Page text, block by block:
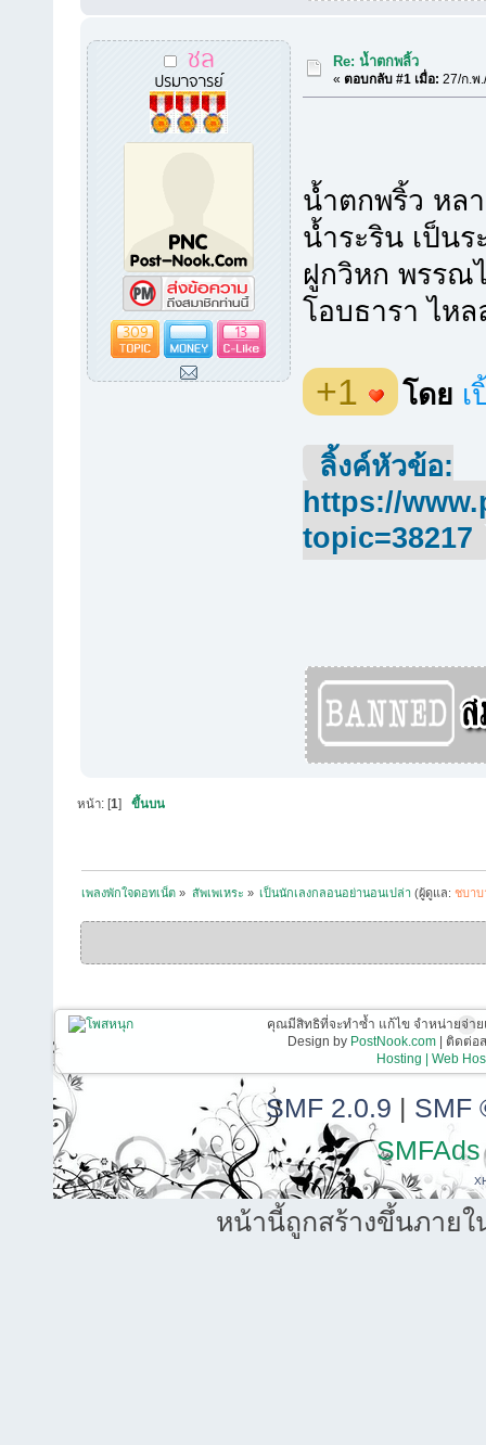
ชล
ปรมาจารย์
309 13
Re: น้ำตกพลิ้ว
«ตอบกลับ #1 เมื่อ: 27/ก.พ
น้ำตกพริ้ว หล
น้ำระริน เป็น
ฝูกวิหก พรร
โอบธารา ไหล
+1 โดย
ลิ้งค์หัวข้อ:
https://
topic=38217
หน้า: [1 ]ขึ้นบน
เพลงพักใจดอทเน็ต » สัพเพเหระ » เป็นนักเลงกลอนอย่านอนเปล่า (ผู้ดูแล:ชบาบ
คุณมีสิทธิที่จะทำซ้ำ แก้ไข จำหน่ายจ่า
Design by PostNook.com| ติดต่อส
Hosting | Web
SMF 2.0.9 | SMF
SMFAds
หน้านี้ถูกสร้างขึ้นภายใ